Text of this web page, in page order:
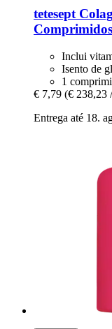
tetesept
Comprimidos
Inclui
Isento de
1
€ 7,79 (€ 238,23
Entrega até 18.